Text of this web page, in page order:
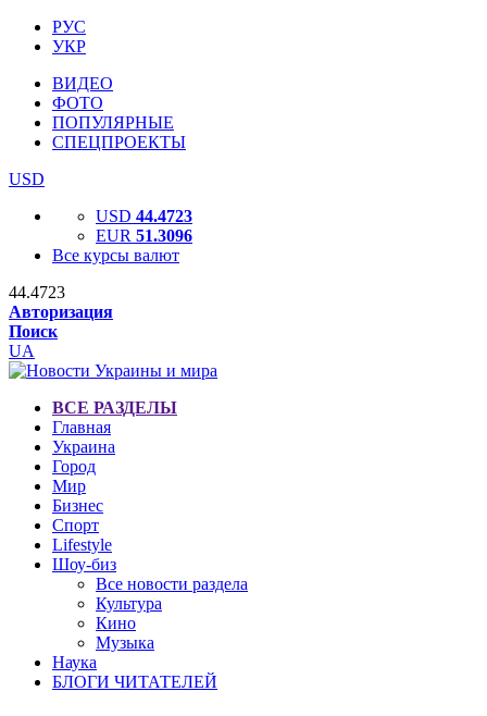
РУС
УКР
ВИДЕО
ФОТО
ПОПУЛЯРНЫЕ
СПЕЦПРОЕКТЫ
USD
USD 44.4723
EUR 51.3096
Все курсы валют
44.4723
Авторизация
Поиск
UA
ВСЕ РАЗДЕЛЫ
Главная
Украина
Город
Мир
Бизнес
Спорт
Lifestyle
Шоу-биз
Все новости раздела
Культура
Кино
Музыка
Наука
БЛОГИ ЧИТАТЕЛЕЙ